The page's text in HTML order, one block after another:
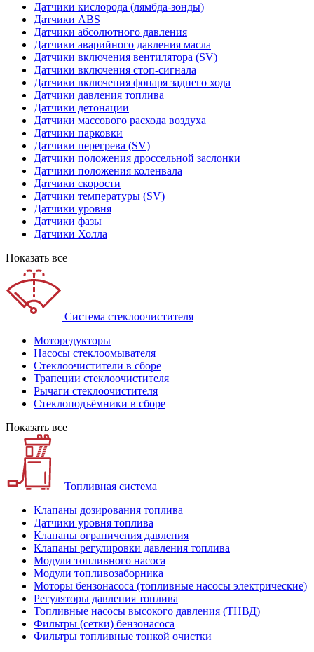
Датчики кислорода (лямбда-зонды)
Датчики ABS
Датчики абсолютного давления
Датчики аварийного давления масла
Датчики включения вентилятора (SV)
Датчики включения стоп-сигнала
Датчики включения фонаря заднего хода
Датчики давления топлива
Датчики детонации
Датчики массового расхода воздуха
Датчики парковки
Датчики перегрева (SV)
Датчики положения дроссельной заслонки
Датчики положения коленвала
Датчики скорости
Датчики температуры (SV)
Датчики уровня
Датчики фазы
Датчики Холла
Показать все
Система стеклоочистителя
Моторедукторы
Насосы стеклоомывателя
Стеклоочистители в сборе
Трапеции стеклоочистителя
Рычаги стеклоочистителя
Стеклоподъёмники в сборе
Показать все
Топливная система
Клапаны дозирования топлива
Датчики уровня топлива
Клапаны ограничения давления
Клапаны регулировки давления топлива
Модули топливного насоса
Модули топливозаборника
Моторы бензонасоса (топливные насосы электрические)
Регуляторы давления топлива
Топливные насосы высокого давления (ТНВД)
Фильтры (сетки) бензонасоса
Фильтры топливные тонкой очистки